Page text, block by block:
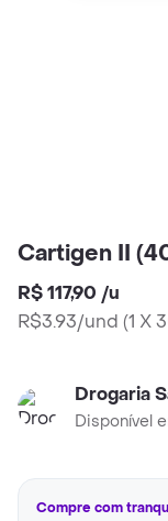
Cartigen II
R$ 117,90 /u
R$3.93/und (1 X
Drogaria
Disponível
Compre com